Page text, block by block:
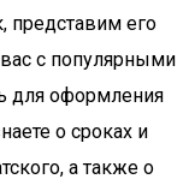
представим его
с популярными
для оформления
о сроках и
а также о